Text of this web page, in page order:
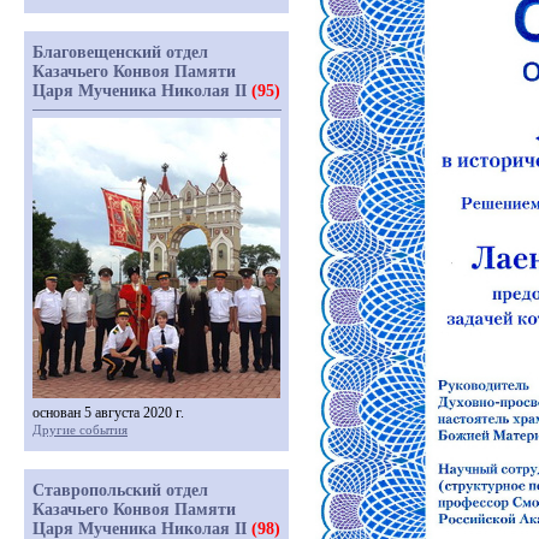
Благовещенский отдел
Казачьего Конвоя Памяти
Царя Мученика Николая II (95)
основан 5 августа 2020 г.
Другие события
Ставропольский отдел
Казачьего Конвоя Памяти
Царя Мученика Николая II (98)